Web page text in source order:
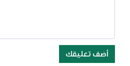
أضف تعليقك